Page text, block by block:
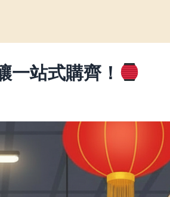
一站式購齊！